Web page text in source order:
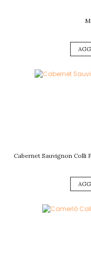
Cabernet Sauvignon Colli